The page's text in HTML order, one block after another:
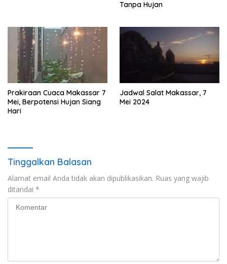
Tanpa Hujan
Prakiraan Cuaca Makassar 7
Mei, Berpotensi Hujan Siang
Hari
Jadwal Salat Makassar, 7
Mei 2024
Tinggalkan Balasan
Alamat email Anda tidak akan dipublikasikan. Ruas yang wajib
ditandai *